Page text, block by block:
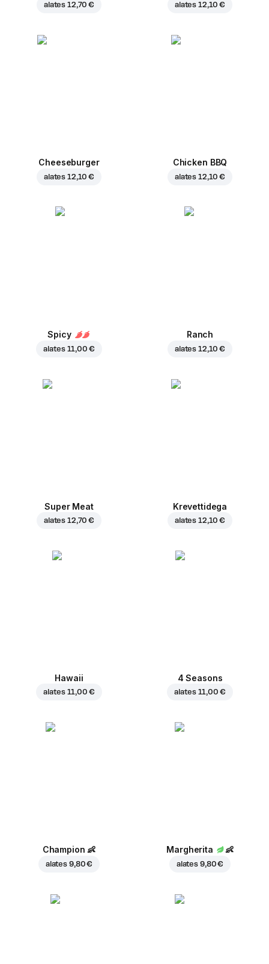
alates 12,70 € alates 12,10 €
Cheeseburger
alates 12,10 €
Chicken BBQ
alates 12,10 €
Spicy
alates 11,00 €
Ranch
alates 12,10 €
Super Meat
alates 12,70 €
Krevettidega
alates 12,10 €
Hawaii
alates 11,00 €
4 Seasons
alates 11,00 €
Champion 👶
alates 9,80 €
Margherita 👶
alates 9,80 €